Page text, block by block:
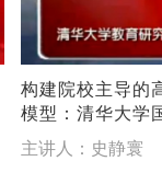
构建院校主导的
模型：清华大学
分析
主讲人：史静寰